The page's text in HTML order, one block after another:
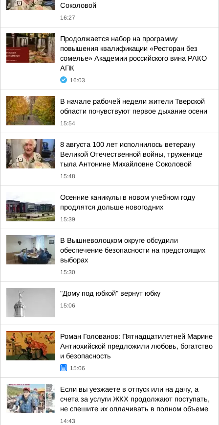
Соколовой
16:27
Продолжается набор на программу
повышения квалификации «Ресторан без
сомелье» Академии российского вина РАКО
АПК
16:03
В начале рабочей недели жители Тверской
области почувствуют первое дыхание осени
15:54
8 августа 100 лет исполнилось ветерану
Великой Отечественной войны, труженице
тыла Антонине Михайловне Соколовой
15:48
Осенние каникулы в новом учебном году
продлятся дольше новогодних
15:39
В Вышневолоцком округе обсудили
обеспечение безопасности на предстоящих
выборах
15:30
"Дому под юбкой" вернут юбку
15:06
Роман Голованов: Пятнадцатилетней Марине
Антиохийской предложили любовь, богатство
и безопасность
15:06
Если вы уезжаете в отпуск или на дачу, а
счета за услуги ЖКХ продолжают поступать,
не спешите их оплачивать в полном объеме
14:43